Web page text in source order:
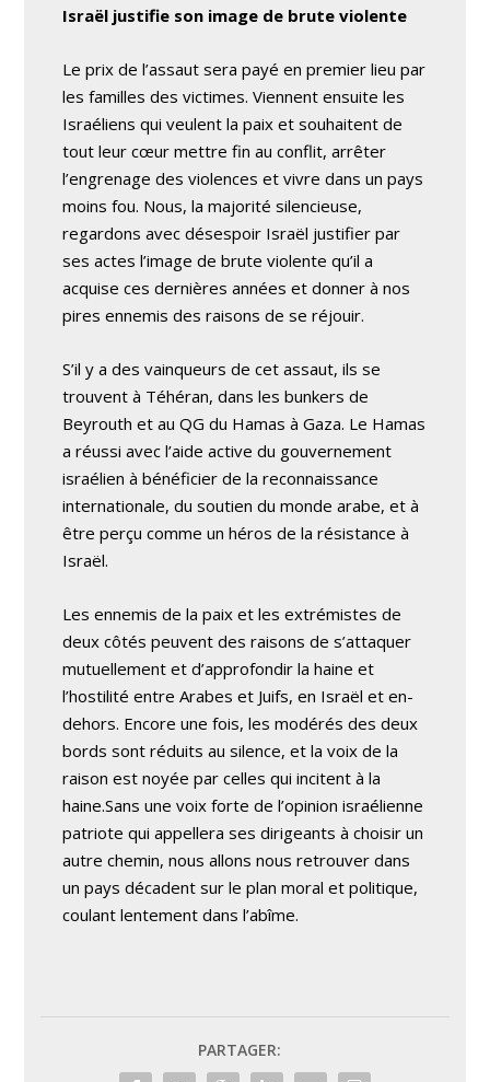
Israël justifie son image de brute violente
Le prix de l’assaut sera payé en premier lieu par
les familles des victimes. Viennent ensuite les
Israéliens qui veulent la paix et souhaitent de
tout leur cœur mettre fin au conflit, arrêter
l’engrenage des violences et vivre dans un pays
moins fou. Nous, la majorité silencieuse,
regardons avec désespoir Israël justifier par
ses actes l’image de brute violente qu’il a
acquise ces dernières années et donner à nos
pires ennemis des raisons de se réjouir.
S’il y a des vainqueurs de cet assaut, ils se
trouvent à Téhéran, dans les bunkers de
Beyrouth et au QG du Hamas à Gaza. Le Hamas
a réussi avec l’aide active du gouvernement
israélien à bénéficier de la reconnaissance
internationale, du soutien du monde arabe, et à
être perçu comme un héros de la résistance à
Israël.
Les ennemis de la paix et les extrémistes de
deux côtés peuvent des raisons de s’attaquer
mutuellement et d’approfondir la haine et
l’hostilité entre Arabes et Juifs, en Israël et en-
dehors. Encore une fois, les modérés des deux
bords sont réduits au silence, et la voix de la
raison est noyée par celles qui incitent à la
haine.Sans une voix forte de l’opinion israélienne
patriote qui appellera ses dirigeants à choisir un
autre chemin, nous allons nous retrouver dans
un pays décadent sur le plan moral et politique,
coulant lentement dans l’abîme.
PARTAGER: